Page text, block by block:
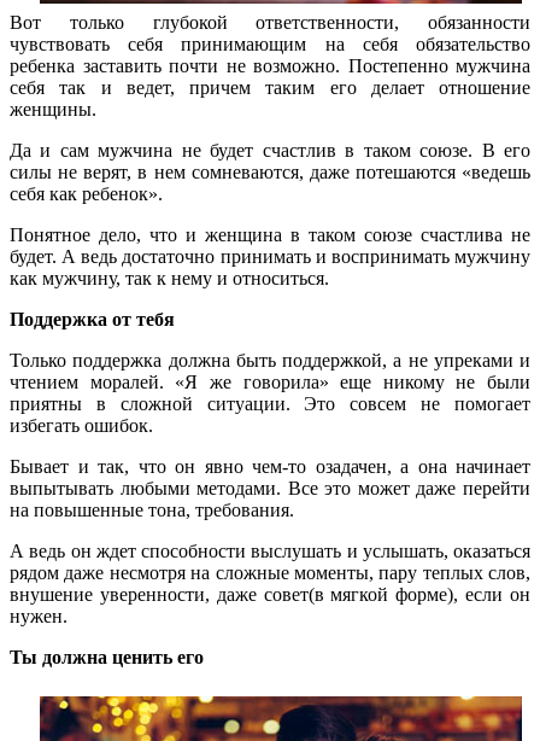
Вот только глубокой ответственности, обязанности
чувствовать себя принимающим на себя обязательство
ребенка заставить почти не возможно. Постепенно мужчина
себя так и ведет, причем таким его делает отношение
женщины.
Да и сам мужчина не будет счастлив в таком союзе. В его
силы не верят, в нем сомневаются, даже потешаются «ведешь
себя как ребенок».
Понятное дело, что и женщина в таком союзе счастлива не
будет. А ведь достаточно принимать и воспринимать мужчину
как мужчину, так к нему и относиться.
Поддержка от тебя
Только поддержка должна быть поддержкой, а не упреками и
чтением моралей. «Я же говорила» еще никому не были
приятны в сложной ситуации. Это совсем не помогает
избегать ошибок.
Бывает и так, что он явно чем-то озадачен, а она начинает
выпытывать любыми методами. Все это может даже перейти
на повышенные тона, требования.
А ведь он ждет способности выслушать и услышать, оказаться
рядом даже несмотря на сложные моменты, пару теплых слов,
внушение уверенности, даже совет(в мягкой форме), если он
нужен.
Ты должна ценить его